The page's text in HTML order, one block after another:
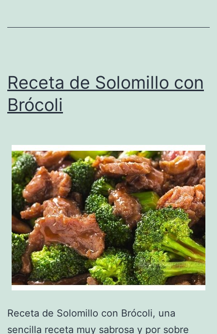
Receta de Solomillo con
Brócoli
Receta de Solomillo con Brócoli, una
sencilla receta muy sabrosa y por sobre